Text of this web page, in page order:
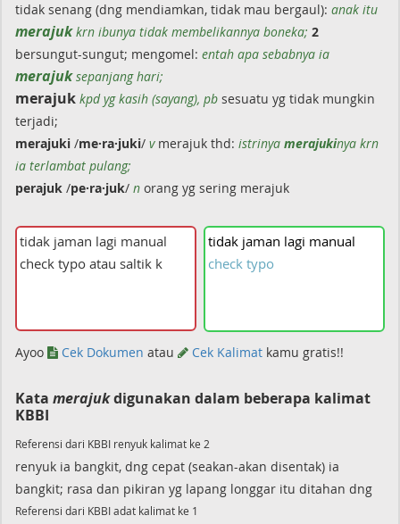
tidak senang (dng mendiamkan, tidak mau bergaul): anak itu
merajukkrn ibunya tidak membelikannya boneka; 2
bersungut-sungut; mengomel: entah apa sebabnya ia
merajuksepanjang hari;
merajuk kpd yg kasih (sayang), pb sesuatu yg tidak mungkin
terjadi;
merajuki /me·ra·juki/ vmerajuk thd: istrinya merajukinya krn
ia terlambat pulang;
perajuk /pe·ra·juk/ n orang yg sering merajuk
tidak jaman lagi manual
check typo
Ayoo Cek Dokumen atau Cek Kalimat kamu gratis!!
Kata merajukdigunakan dalam beberapa kalimat
KBBI
Referensi dari KBBI renyuk kalimat ke 2
renyuk ia bangkit, dng cepat (seakan-akan disentak) ia
bangkit; rasa dan pikiran yg lapang longgar itu ditahan dng
Referensi dari KBBI adat kalimat ke 1